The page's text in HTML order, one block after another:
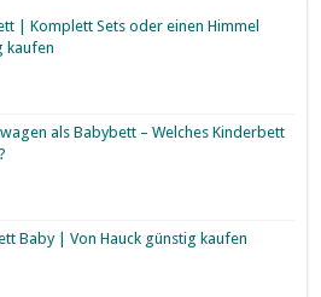
| Komplett Sets oder einen Himmel
kaufen
als Babybett – Welches Kinderbett
Baby | Von Hauck günstig kaufen